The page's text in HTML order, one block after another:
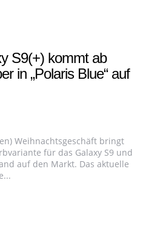
S9(+) kommt ab
in „Polaris Blue“ auf
Weihnachtsgeschäft bringt
für das Galaxy S9 und
auf den Markt. Das aktuelle